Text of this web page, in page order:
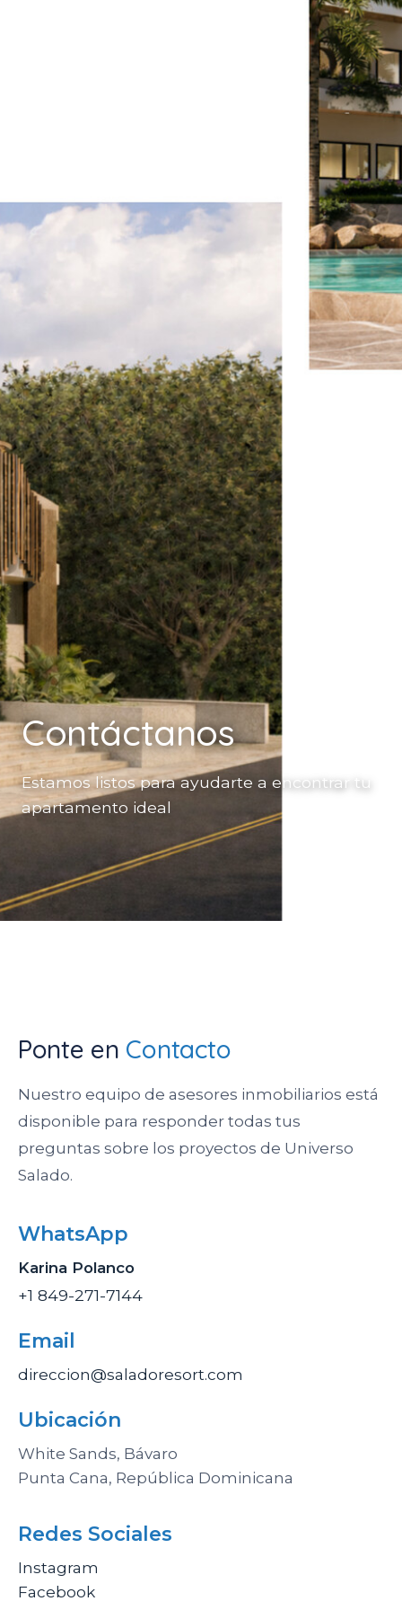
Contáctanos
Estamos listos para ayudarte a encontrar tu
apartamento ideal
Ponte en Contacto
Nuestro equipo de asesores inmobiliarios está
disponible para responder todas tus
preguntas sobre los proyectos de Universo
Salado.
WhatsApp
Karina Polanco
+1 849-271-7144
Email
direccion@saladoresort.com
Ubicación
White Sands, Bávaro
Punta Cana, República Dominicana
Redes Sociales
Instagram
Facebook